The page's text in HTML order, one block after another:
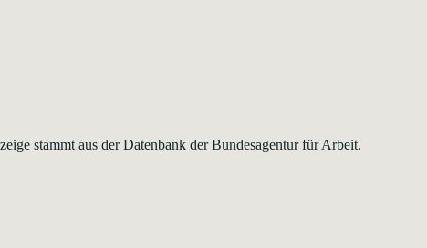
stammt aus der Datenbank der Bundesagentur für Arbeit.